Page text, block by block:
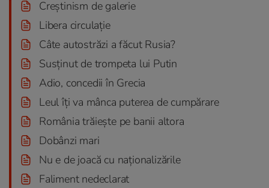
Creștinism de galerie
Libera circulație
Câte autostrăzi a făcut Rusia?
Susținut de trompeta lui Putin
Adio, concedii în Grecia
Leul îți va mânca puterea de cumpărare
România trăiește pe banii altora
Dobânzi mari
Nu e de joacă cu naționalizările
Faliment nedeclarat